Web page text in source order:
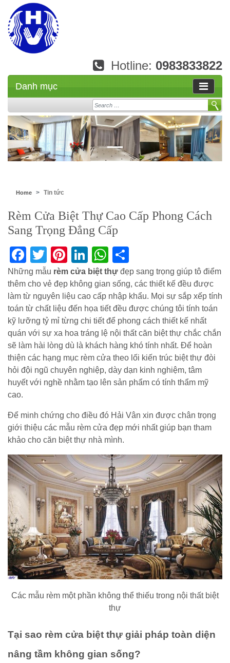
Hotline: 0983833822
Danh mục
Search
Home Tin tức
Rèm Cửa Biệt Thự Cao Cấp Phong Cách
Sang Trọng Đẳng Cấp
Facebook
TwitterPinterest
LinkedIn
WhatsApp
Những mẫu rèm cửa biệt thự đẹp sang trọng giúp tô điểm
thêm cho vẻ đẹp không gian sống, các thiết kế đều được
làm từ nguyên liệu cao cấp nhập khẩu. Mọi sự sắp xếp tính
toán từ chất liệu đến họa tiết đều được chúng tôi tính toán
kỹ lưỡng tỷ mỉ từng chi tiết để phong cách thiết kế nhất
quán với sự xa hoa tráng lệ nội thất căn biệt thự chắc chắn
sẽ làm hài lòng dù là khách hàng khó tính nhất. Để hoàn
thiện các hạng mục rèm cửa theo lối kiến trúc biệt thự đòi
hỏi đội ngũ chuyên nghiệp, dày dạn kinh nghiệm, tâm
huyết với nghề nhằm tạo lên sản phẩm có tính thẩm mỹ
cao.
Để minh chứng cho điều đó Hải Vân xin được chân trọng
giới thiệu các mẫu rèm cửa đẹp mới nhất giúp bạn tham
khảo cho căn biệt thự nhà mình.
Các mẫu rèm một phần không thể thiếu trong nội thất biệt
thự
Tại sao rèm cửa biệt thự giải pháp toàn diện
nâng tầm không gian sống?